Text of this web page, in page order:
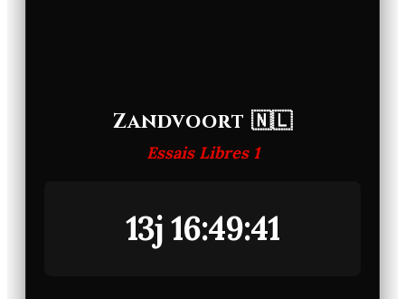
Zandvoort 🇳🇱
Essais Libres 1
13j 16:49:41